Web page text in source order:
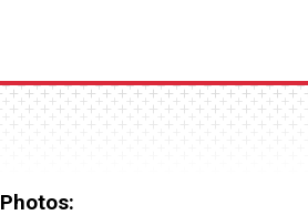
Photos: